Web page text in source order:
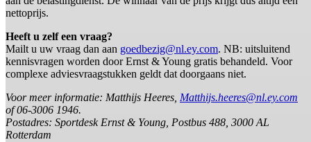
nettoprijs.
Heeft u zelf een vraag?
Mailt u uw vraag dan aan goedbezig@nl.ey.com. NB: uitsluitend
kennisvragen worden door Ernst & Young gratis behandeld. Voor
complexe adviesvraagstukken geldt dat doorgaans niet.
Voor meer informatie: Matthijs Heeres, Matthijs.heeres@nl.ey.com
of 06-3006 1946.
Postadres: Sportdesk Ernst & Young, Postbus 488, 3000 AL
Rotterdam